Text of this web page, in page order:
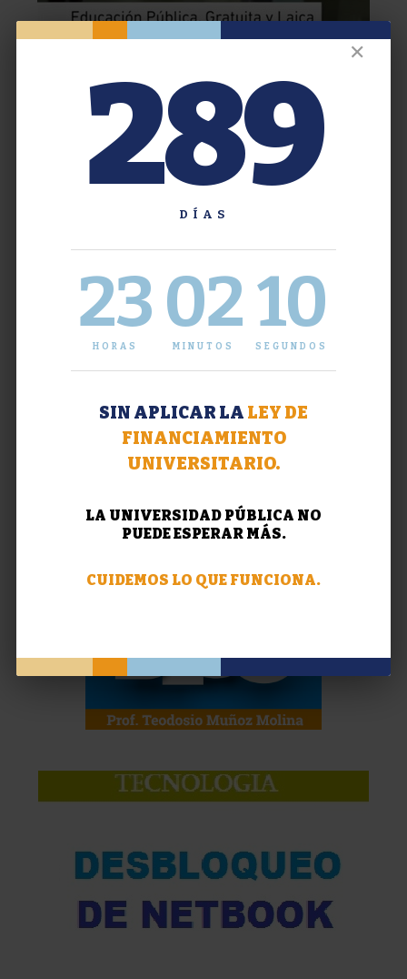
✕
289
DÍAS
23
HORAS
02
MINUTOS
10
SEGUNDOS
SIN APLICAR LA LEY DE
FINANCIAMIENTO
UNIVERSITARIO.
LA UNIVERSIDAD PÚBLICA NO
PUEDE ESPERAR MÁS.
CUIDEMOS LO QUE FUNCIONA.